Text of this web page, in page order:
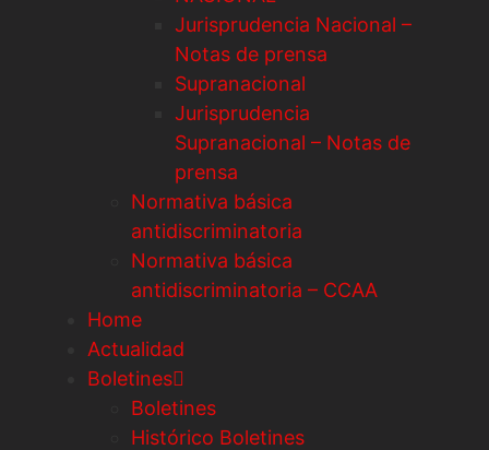
Jurisprudencia Nacional –
Notas de prensa
Supranacional
Jurisprudencia
Supranacional – Notas de
prensa
Normativa básica
antidiscriminatoria
Normativa básica
antidiscriminatoria – CCAA
Home
Actualidad
Boletines
Boletines
Histórico Boletines